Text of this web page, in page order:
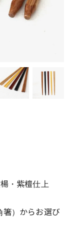
・紫檀仕上
箸）からお選び